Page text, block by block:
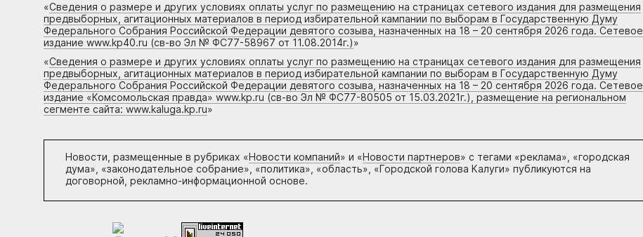
«Сведения о размере и других условиях оплаты услуг по размещению на страницах сетевого издания для размещения
предвыборных, агитационных материалов в период избирательной кампании по выборам в Государственную Думу
Федерального Собрания Российской Федерации девятого созыва, назначенных на 18 – 20 сентября 2026 года. Сетевое
издание www.kp40.ru (св-во Эл № ФС77-58967 от 11.08.2014г.)»
«Сведения о размере и других условиях оплаты услуг по размещению на страницах сетевого издания для размещения
предвыборных, агитационных материалов в период избирательной кампании по выборам в Государственную Думу
Федерального Собрания Российской Федерации девятого созыва, назначенных на 18 – 20 сентября 2026 года. Сетевое
издание «Комсомольская правда» www.kp.ru (св-во Эл № ФС77-80505 от 15.03.2021г.), размещение на региональном
сегменте сайта: www.kaluga.kp.ru»
Новости, размещенные в рубриках «Новости компаний» и «Новости партнеров» с тегами «реклама», «городская
дума», «законодательное собрание», «политика», «область», «Городской голова Калуги» публикуются на
договорной, рекламно-информационной основе.